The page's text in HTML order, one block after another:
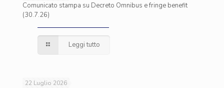
Comunicato stampa su Decreto Omnibus e fringe benefit
(30.7.26)
Leggi tutto
22 Luglio 2026